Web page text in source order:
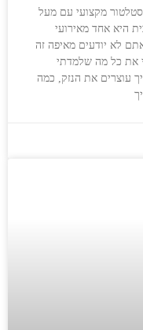
מקצועי עם מעל
היא אחד מאירועי
לא יודעים מאיפה זה
את כל מה שלמדתי
עוצרים את הנזק, כמה